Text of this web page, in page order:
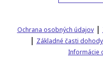
Ochrana osobných údajov|
| Základné časti
Informácie